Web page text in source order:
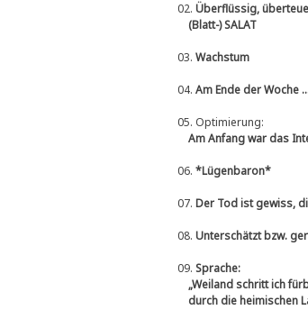
02. Überflüssig,
(Blatt-) SALAT
03. Wachstum
04. Am Ende der Woche
05. Optimierung:
Am Anfang war das
06. *Lügenbaron*
07. Der Tod ist gewiss,
08. Unterschätzt bzw.
09. Sprache:
„Weiland schritt ich
durch die heimischen